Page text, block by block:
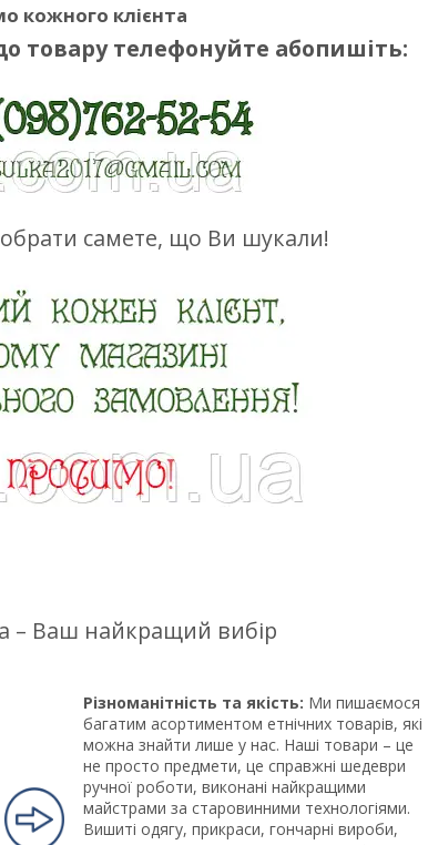
кожного клієнта
товару телефонуйте абопишіть:
самете, що Ви шукали!
– Ваш найкращий вибір
Різноманітність та якість: Ми пишаємося
багатим асортиментом етнічних товарів, які
можна знайти лише у нас. Наші товари – це
не просто предмети, це справжні шедеври
ручної роботи, виконані найкращими
майстрами за старовинними технологіями.
Вишиті одягу, прикраси, гончарні вироби,